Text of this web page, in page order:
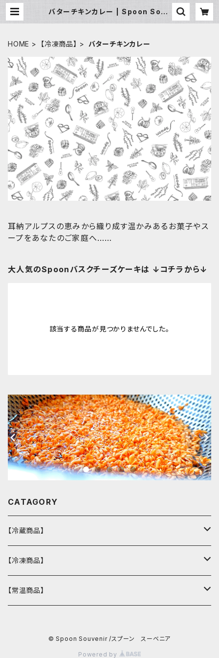
バターチキンカレー | Spoon Souv
HOME 【冷凍商品】 バターチキンカレー
耳納アルプスの恵みから織り成す温かみあるお菓子やス
ープをあなたのご家庭へ……
大人気のSpoonバスクチーズケーキは ↓コチラから↓
該当する商品が見つかりませんでした。
CATAGORY
【冷蔵商品】
バスクチーズケーキ
ウィークエンドシトロン
【冷凍商品】
カヌレ
【常温商品】
© Spoon Souvenir /スプーン スーベニア
Powered by